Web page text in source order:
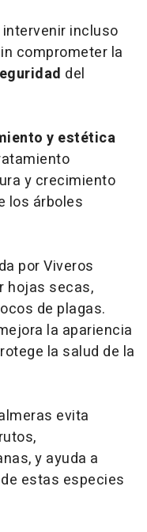
incluso
comprometer la
del
y estética
y crecimiento
los árboles
por Viveros
hojas secas,
de plagas.
la apariencia
la salud de la
evita
y ayuda a
estas especies